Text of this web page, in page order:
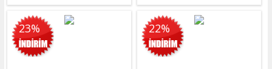
23% 22%